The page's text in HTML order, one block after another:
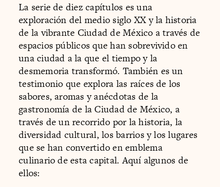
La serie de diez capítulos es una
exploración del medio siglo XX y la historia
de la vibrante Ciudad de México a través de
espacios públicos que han sobrevivido en
una ciudad a la que el tiempo y la
desmemoria transformó. También es un
testimonio que explora las raíces de los
sabores, aromas y anécdotas de la
gastronomía de la Ciudad de México, a
través de un recorrido por la historia, la
diversidad cultural, los barrios y los lugares
que se han convertido en emblema
culinario de esta capital. Aquí algunos de
ellos: